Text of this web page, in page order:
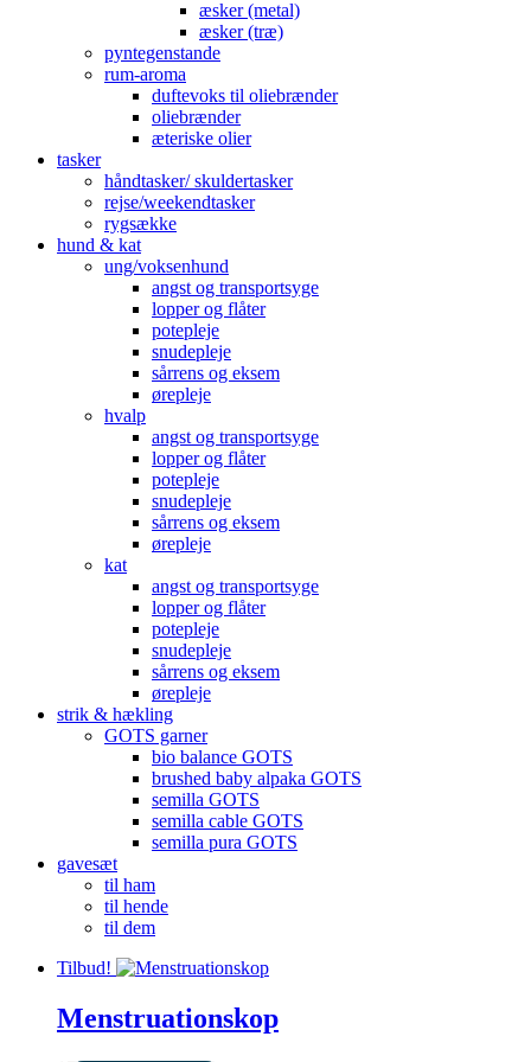
æsker (metal)
æsker (træ)
pyntegenstande
rum-aroma
duftevoks til oliebrænder
oliebrænder
æteriske olier
tasker
håndtasker/ skuldertasker
rejse/weekendtasker
rygsække
hund & kat
ung/voksenhund
angst og transportsyge
lopper og flåter
potepleje
snudepleje
sårrens og eksem
ørepleje
hvalp
angst og transportsyge
lopper og flåter
potepleje
snudepleje
sårrens og eksem
ørepleje
kat
angst og transportsyge
lopper og flåter
potepleje
snudepleje
sårrens og eksem
ørepleje
strik & hækling
GOTS garner
bio balance GOTS
brushed baby alpaka GOTS
semilla GOTS
semilla cable GOTS
semilla pura GOTS
gavesæt
til ham
til hende
til dem
Tilbud!
Menstruationskop